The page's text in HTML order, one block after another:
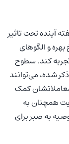
آینده تحت تاثیر
و الگوهای
کند. سطوح
شده، می‌توانند
کمک
همچنان به
به صبر برای